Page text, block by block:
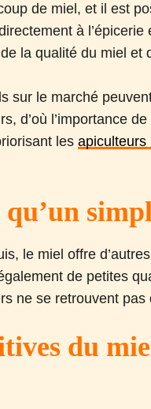
de miel, et il est
à
la qualité du miel et
sur le marché
d’où l’importance
lesapiculteurs
le miel offre
de petites
ne se retrouvent
du